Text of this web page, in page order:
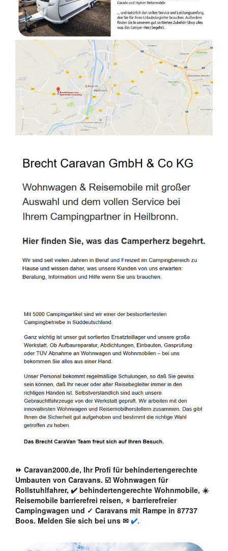
⏩ Caravan2000.de, Ihr Profi für behindertengerechte
Umbauten von Caravans. ☑️ Wohnwagen für
Rollstuhlfahrer, ✔️ behindertengerechte Wohnmobile, ☀️
Reisemobile barrierefrei reisen, ⭐ barrierefreier
Campingwagen und ✓ Caravans mit Rampe in 87737
Boos. Melden Sie sich bei uns ✉ ✔️.